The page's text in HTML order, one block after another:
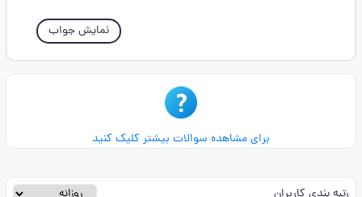
نمایش جواب
برای مشاهده سوالات بیشتر کلیک کنید